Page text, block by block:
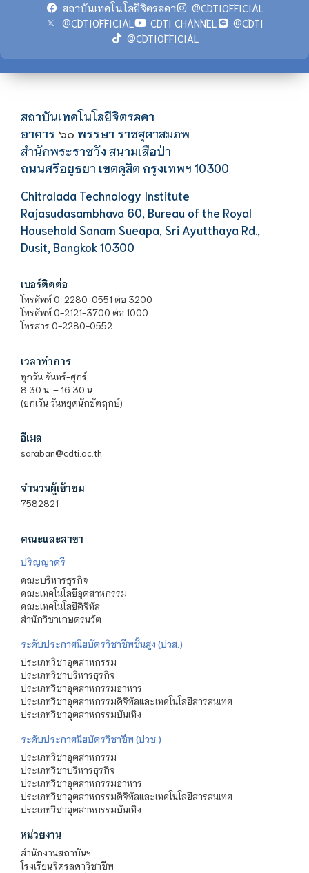
สถาบันเทคโนโลยีจิตรลดา
@CDTIOFFICIAL
@CDTIOFFICIAL
CDTI CHANNEL
@CDTI
@CDTIOFFICIAL
สถาบันเทคโนโลยีจิตรลดา
อาคาร ๖๐ พรรษา ราชสุดาสมภพ
สำนักพระราชวัง สนามเสือป่า
ถนนศรีอยุธยา เขตดุสิต กรุงเทพฯ 10300
Chitralada Technology Institute
Rajasudasambhava 60, Bureau of the Royal
Household Sanam Sueapa, Sri Ayutthaya Rd.,
Dusit, Bangkok 10300
เบอร์ติดต่อ
โทรศัพท์ 0-2280-0551 ต่อ 3200
โทรศัพท์ 0-2121-3700 ต่อ 1000
โทรสาร 0-2280-0552
เวลาทำการ
ทุกวัน จันทร์-ศุกร์
8.30 น. – 16.30 น.
(ยกเว้น วันหยุดนักขัตฤกษ์)
อีเมล
saraban@cdti.ac.th
จำนวนผู้เข้าชม
7582821
คณะและสาขา
ปริญญาตรี
คณะบริหารธุรกิจ
คณะเทคโนโลยีอุตสาหกรรม
คณะเทคโนโลยีดิจิทัล
สำนักวิชาเกษตรนวัต
ระดับประกาศนียบัตรวิชาชีพชั้นสูง (ปวส.)
ประเภทวิชาอุตสาหกรรม
ประเภทวิชาบริหารธุรกิจ
ประเภทวิชาอุตสาหกรรมอาหาร
ประเภทวิชาอุตสาหกรรมดิจิทัลและเทคโนโลยีสารสนเทศ
ประเภทวิชาอุตสาหกรรมบันเทิง
ระดับประกาศนียบัตรวิชาชีพ (ปวช.)
ประเภทวิชาอุตสาหกรรม
ประเภทวิชาบริหารธุรกิจ
ประเภทวิชาอุตสาหกรรมอาหาร
ประเภทวิชาอุตสาหกรรมดิจิทัลและเทคโนโลยีสารสนเทศ
ประเภทวิชาอุตสาหกรรมบันเทิง
หน่วยงาน
สำนักงานสถาบันฯ
โรงเรียนจิตรลดาวิชาชีพ